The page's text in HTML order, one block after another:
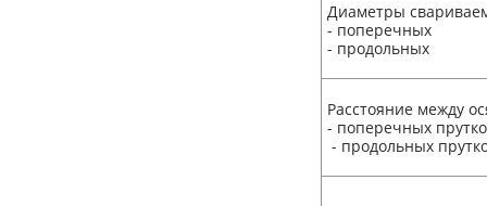
Диаметры
- поперечных
- продольных
Расстояние между
- поперечных
- продольных